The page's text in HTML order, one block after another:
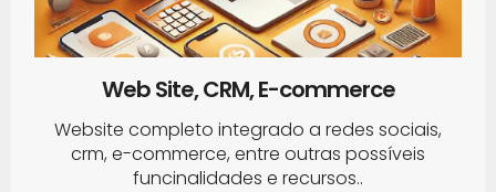
Web Site, CRM, E-commerce
Website completo integrado a redes sociais,
crm, e-commerce, entre outras possíveis
funcinalidades e recursos..